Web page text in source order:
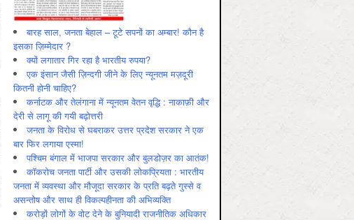
बारह साल, जनता बेहाल – टूटे सपनों का अम्बार! कौन है
इसका ज़िम्मेदार ?
क्यों लगातार गिर रहा है भारतीय रुपया?
एक इंसान जैसी ज़िन्दगी जीने के लिए न्यूनतम मज़दूरी
कितनी होनी चाहिए?
कर्नाटक और तेलंगाना में न्यूनतम वेतन वृद्धि : नाकाफ़ी और
देरी से लागू की गयी बढ़ोत्तरी
जनता के विरोध से घबराकर उत्तर प्रदेश सरकार ने एक
बार फिर लगाया एस्मा!
पश्चिम बंगाल में भाजपा सरकार और बुलडोज़र का आतंक!
कॉकरोच जनता पार्टी और उसकी लोकप्रियता : भारतीय
जनता में व्‍यवस्‍था और मौजूदा सरकार के प्रति बढ़ते गुस्‍से व
असन्‍तोष और साथ ही विकल्‍पहीनता की अभिव्‍यक्ति
करोड़ों लोगों के वोट देने के बुनियादी राजनीतिक अधिकार